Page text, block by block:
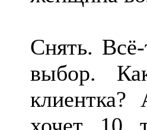
Снять.
выбор.